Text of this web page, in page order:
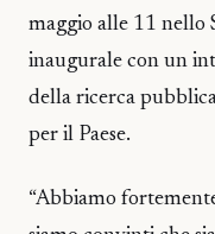
maggio alle 11 nello
inaugurale con un
della ricerca
per il Paese.
“Abbiamo